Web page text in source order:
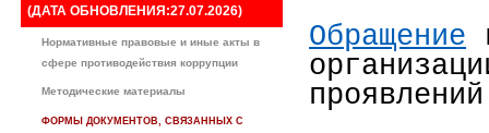
(ДАТА ОБНОВЛЕНИЯ:27.07.2026)
Нормативные правовые и иные акты в
сфере противодействия коррупции
Методические материалы
ФОРМЫ ДОКУМЕНТОВ, СВЯЗАННЫХ С
Обращение